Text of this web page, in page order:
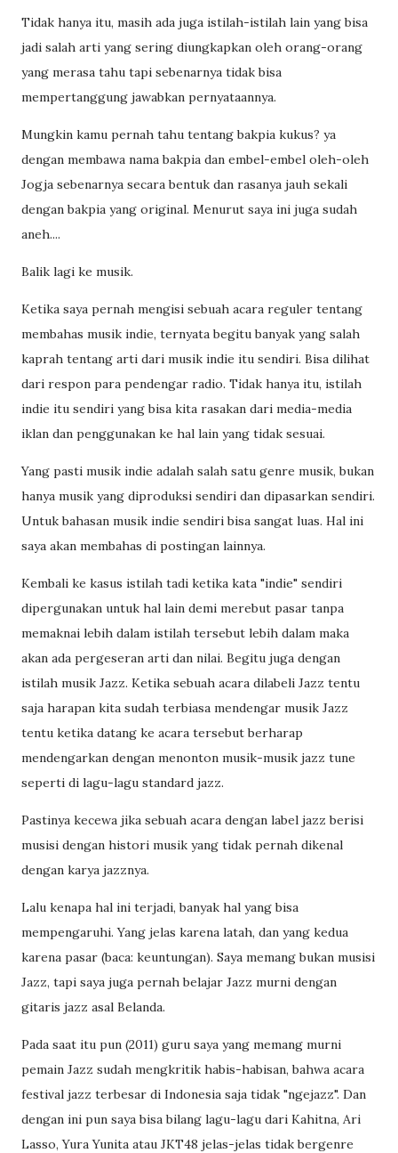
Tidak hanya itu, masih ada juga istilah-istilah lain yang bisa
jadi salah arti yang sering diungkapkan oleh orang-orang
yang merasa tahu tapi sebenarnya tidak bisa
mempertanggung jawabkan pernyataannya.
Mungkin kamu pernah tahu tentang bakpia kukus? ya
dengan membawa nama bakpia dan embel-embel oleh-oleh
Jogja sebenarnya secara bentuk dan rasanya jauh sekali
dengan bakpia yang original. Menurut saya ini juga sudah
aneh....
Balik lagi ke musik.
Ketika saya pernah mengisi sebuah acara reguler tentang
membahas musik indie, ternyata begitu banyak yang salah
kaprah tentang arti dari musik indie itu sendiri. Bisa dilihat
dari respon para pendengar radio. Tidak hanya itu, istilah
indie itu sendiri yang bisa kita rasakan dari media-media
iklan dan penggunakan ke hal lain yang tidak sesuai.
Yang pasti musik indie adalah salah satu genre musik, bukan
hanya musik yang diproduksi sendiri dan dipasarkan sendiri.
Untuk bahasan musik indie sendiri bisa sangat luas. Hal ini
saya akan membahas di postingan lainnya.
Kembali ke kasus istilah tadi ketika kata "indie" sendiri
dipergunakan untuk hal lain demi merebut pasar tanpa
memaknai lebih dalam istilah tersebut lebih dalam maka
akan ada pergeseran arti dan nilai. Begitu juga dengan
istilah musik Jazz. Ketika sebuah acara dilabeli Jazz tentu
saja harapan kita sudah terbiasa mendengar musik Jazz
tentu ketika datang ke acara tersebut berharap
mendengarkan dengan menonton musik-musik jazz tune
seperti di lagu-lagu standard jazz.
Pastinya kecewa jika sebuah acara dengan label jazz berisi
musisi dengan histori musik yang tidak pernah dikenal
dengan karya jazznya.
Lalu kenapa hal ini terjadi, banyak hal yang bisa
mempengaruhi. Yang jelas karena latah, dan yang kedua
karena pasar (baca: keuntungan). Saya memang bukan musisi
Jazz, tapi saya juga pernah belajar Jazz murni dengan
gitaris jazz asal Belanda.
Pada saat itu pun (2011) guru saya yang memang murni
pemain Jazz sudah mengkritik habis-habisan, bahwa acara
festival jazz terbesar di Indonesia saja tidak "ngejazz". Dan
dengan ini pun saya bisa bilang lagu-lagu dari Kahitna, Ari
Lasso, Yura Yunita atau JKT48 jelas-jelas tidak bergenre